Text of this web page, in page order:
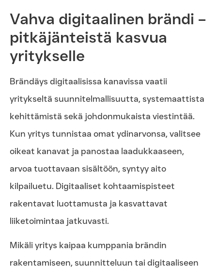
Vahva digitaalinen brändi –
pitkäjänteistä kasvua
yritykselle
Brändäys digitaalisissa kanavissa vaatii
yritykseltä suunnitelmallisuutta, systemaattista
kehittämistä sekä johdonmukaista viestintää.
Kun yritys tunnistaa omat ydinarvonsa, valitsee
oikeat kanavat ja panostaa laadukkaaseen,
arvoa tuottavaan sisältöön, syntyy aito
kilpailuetu. Digitaaliset kohtaamispisteet
rakentavat luottamusta ja kasvattavat
liiketoimintaa jatkuvasti.
Mikäli yritys kaipaa kumppania brändin
rakentamiseen, suunnitteluun tai digitaaliseen